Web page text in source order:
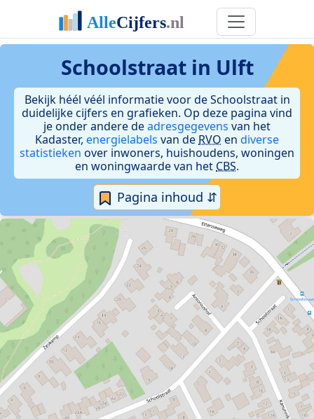
Schoolstraat in Ulft
Bekijk héél véél informatie voor de Schoolstraat in
duidelijke cijfers en grafieken. Op deze pagina vind
je onder andere deadresgegevens van het
Kadaster, energielabels van de RVO en diverse
statistieken over inwoners, huishoudens, woningen
en woningwaarde van het CBS.
Pagina inhoud ⇵